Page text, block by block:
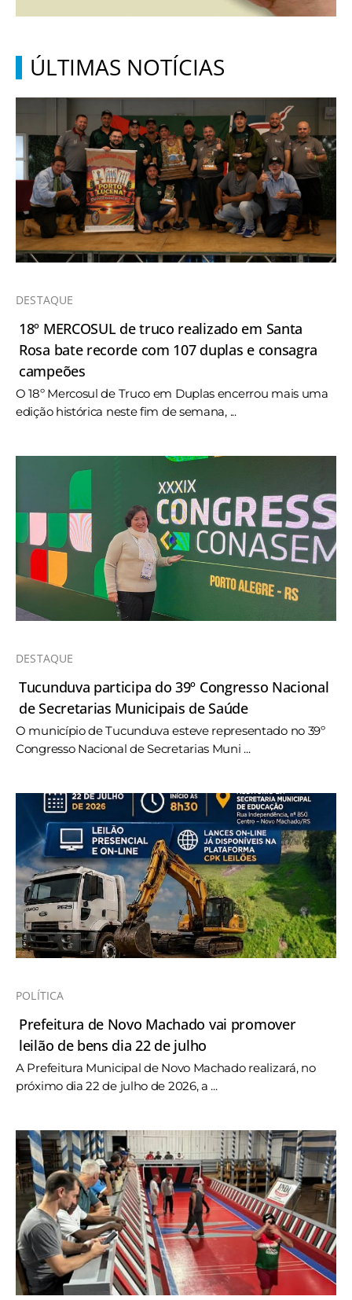
ÚLTIMAS NOTÍCIAS
DESTAQUE
18º MERCOSUL de truco realizado em Santa
Rosa bate recorde com 107 duplas e consagra
campeões
O 18º Mercosul de Truco em Duplas encerrou mais uma
edição histórica neste fim de semana, ...
DESTAQUE
Tucunduva participa do 39º Congresso Nacional
de Secretarias Municipais de Saúde
O município de Tucunduva esteve representado no 39º
Congresso Nacional de Secretarias Muni ...
POLÍTICA
Prefeitura de Novo Machado vai promover
leilão de bens dia 22 de julho
A Prefeitura Municipal de Novo Machado realizará, no
próximo dia 22 de julho de 2026, a ...